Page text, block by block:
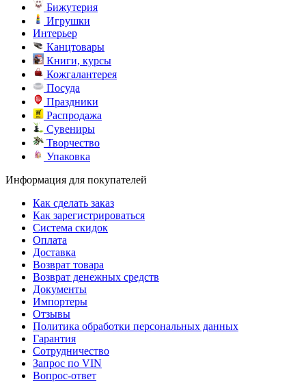
Бижутерия
Игрушки
Интерьер
Канцтовары
Книги, курсы
Кожгалантерея
Посуда
Праздники
Распродажа
Сувениры
Творчество
Упаковка
Информация для покупателей
Как сделать заказ
Как зарегистрироваться
Система скидок
Оплата
Доставка
Возврат товара
Возврат денежных средств
Документы
Импортеры
Отзывы
Политика обработки персональных данных
Гарантия
Сотрудничество
Запрос по VIN
Вопрос-ответ